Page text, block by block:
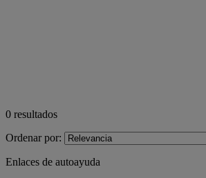
0 resultados
Ordenar por:
Enlaces de autoayuda